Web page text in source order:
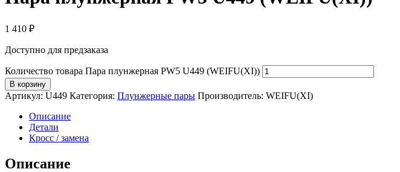
1 410 ₽
Доступно для предзаказа
Количество товара Пара плунжерная PW5 U449 (WEIFU(XI))
В корзину
Артикул: U449 Категория: Плунжерные пары Производитель: WEIFU(XI)
Описание
Детали
Кросс / замена
Описание